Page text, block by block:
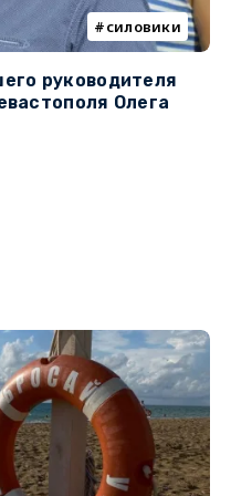
силовики
руководителя
Олега